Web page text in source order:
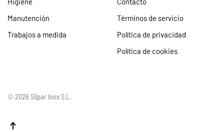
Manutención
Trabajos a medida
Términos de servicio
Política de privacidad
Política de cookies
© 2026 Silpar Inox S.L.